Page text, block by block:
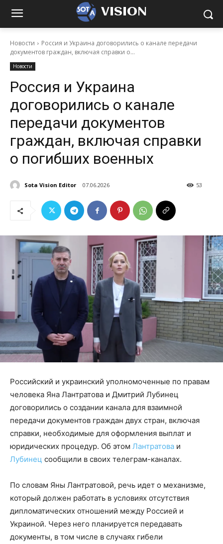
VISION
Новости
Россия и Украина договорились о канале передачи
документов граждан, включая справки о...
Новости
Россия и Украина
договорились о канале
передачи документов
граждан, включая справки
о погибших военных
Sota Vision Editor 07.06.2026 53
Российский и украинский уполномоченные по правам
человека Яна Лантратова и Дмитрий Лубинец
договорились о создании канала для взаимной
передачи документов граждан двух стран, включая
справки, необходимые для оформления выплат и
юридических процедур. Об этом Лантратова и
Лубинец сообщили в своих телеграм-каналах.
По словам Яны Лантратовой, речь идет о механизме,
который должен работать в условиях отсутствия
дипломатических отношений между Россией и
Украиной. Через него планируется передавать
документы, в том числе в случаях гибели